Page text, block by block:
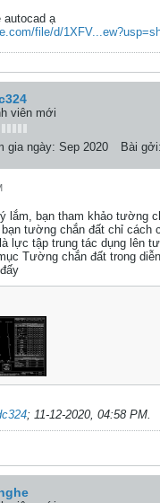
autocad ạ
file/d/
viên mới
gia ngày: Sep 2020 Bài gởi:
lắm, bạn tham khảo tường
tường chắn đất chỉ cách
lực tập trung tác dụng lên
Tường chắn đất trong
; 11-12-2020, 04:58 PM.